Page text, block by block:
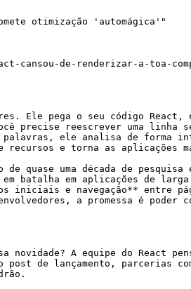
otimização 'automágica'"
de-renderizar-a-toa-
Ele pega o seu código
precise reescrever uma
ele analisa de forma
recursos e torna as aplicações
uma década de pesquisa
batalha em aplicações de
iniciais e navegação** entre
a promessa é
novidade? A equipe do React
post de lançamento, parcerias